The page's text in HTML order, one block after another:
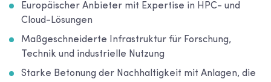
Europäischer Anbieter mit Expertise in HPC- und
Cloud-Lösungen
Maßgeschneiderte Infrastruktur für Forschung,
Technik und industrielle Nutzung
Starke Betonung der Nachhaltigkeit mit Anlagen, die